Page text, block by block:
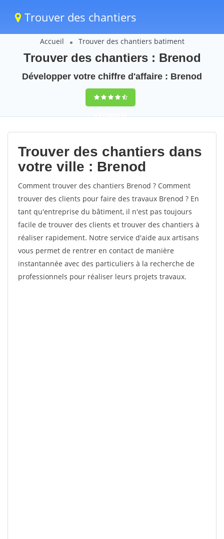
Trouver des chantiers
Accueil Trouver des chantiers batiment
Trouver des chantiers : Brenod
Développer votre chiffre d'affaire : Brenod
9,5(100%)39
votes
Trouver des chantiers dans
votre ville : Brenod
Comment trouver des chantiers Brenod ? Comment
trouver des clients pour faire des travaux Brenod ? En
tant qu'entreprise du bâtiment, il n'est pas toujours
facile de trouver des clients et trouver des chantiers à
réaliser rapidement. Notre service d'aide aux artisans
vous permet de rentrer en contact de manière
instantannée avec des particuliers à la recherche de
professionnels pour réaliser leurs projets travaux.